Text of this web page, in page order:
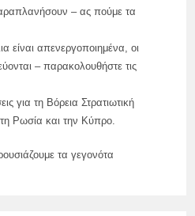
– ας πούμε τα
είναι απενεργοποιημένα, οι
– παρακολουθήστε τις
για τη Βόρεια Στρατιωτική
Ρωσία και την Κύπρο.
τα γεγονότα